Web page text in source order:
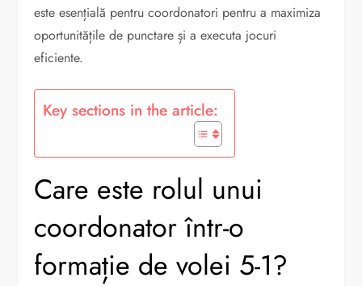
este esențială pentru coordonatori pentru a maximiza
oportunitățile de punctare și a executa jocuri
eficiente.
Key sections in the article:
Care este rolul unui
coordonator într-o
formație de volei 5-1?